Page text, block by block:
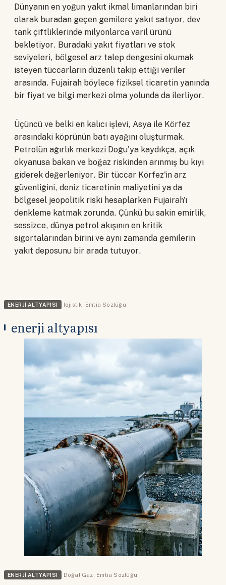
Dünyanın en yoğun yakıt ikmal limanlarından biri
olarak buradan geçen gemilere yakıt satıyor, dev
tank çiftliklerinde milyonlarca varil ürünü
bekletiyor. Buradaki yakıt fiyatları ve stok
seviyeleri, bölgesel arz talep dengesini okumak
isteyen tüccarların düzenli takip ettiği veriler
arasında. Fujairah böylece fiziksel ticaretin yanında
bir fiyat ve bilgi merkezi olma yolunda da ilerliyor.
Üçüncü ve belki en kalıcı işlevi, Asya ile Körfez
arasındaki köprünün batı ayağını oluşturmak.
Petrolün ağırlık merkezi Doğu'ya kaydıkça, açık
okyanusa bakan ve boğaz riskinden arınmış bu kıyı
giderek değerleniyor. Bir tüccar Körfez'in arz
güvenliğini, deniz ticaretinin maliyetini ya da
bölgesel jeopolitik riski hesaplarken Fujairah'ı
denkleme katmak zorunda. Çünkü bu sakin emirlik,
sessizce, dünya petrol akışının en kritik
sigortalarından birini ve aynı zamanda gemilerin
yakıt deposunu bir arada tutuyor.
ENERJI ALTYAPISI lojistik, Emtia Sözlüğü
enerji altyapısı
ENERJI ALTYAPISI Doğal Gaz, Emtia Sözlüğü